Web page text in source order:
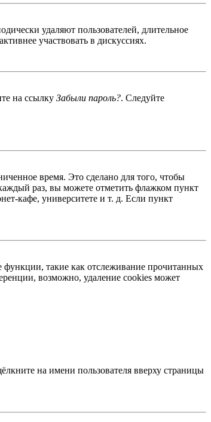
удаляют пользователей, длительное
участвовать в дискуссиях.
на ссылку Забыли пароль?. Следуйте
время. Это сделано для того, чтобы
раз, вы можете отметить флажком пункт
кафе, университете и т. д. Если пункт
функции, такие как отслеживание прочитанных
возможно, удаление cookies может
на имени пользователя вверху страницы